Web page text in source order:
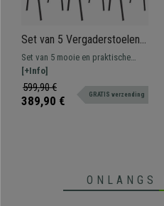
Set van 5 Vergaderstoelen
MOBY BASE, Erg Praktisch,
Ongelooflijke Prijs, Kleur
Oranje en Zwarte Poten
Set van 5 mooie en praktische
vergaderstoelen MOBY BASE, een
typische vergaderstoel om in
wacht- of vergaderruimtes te
[+Info]
599,90 €
389,90 € GRATIS verzending
ONLANGS